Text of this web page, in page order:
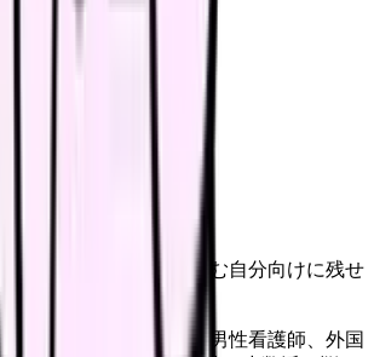
た。
りましたか？
になった
トを、同僚やあとで読む自分向けに残せ
派の悩み完全ガイド。男性看護師、外国